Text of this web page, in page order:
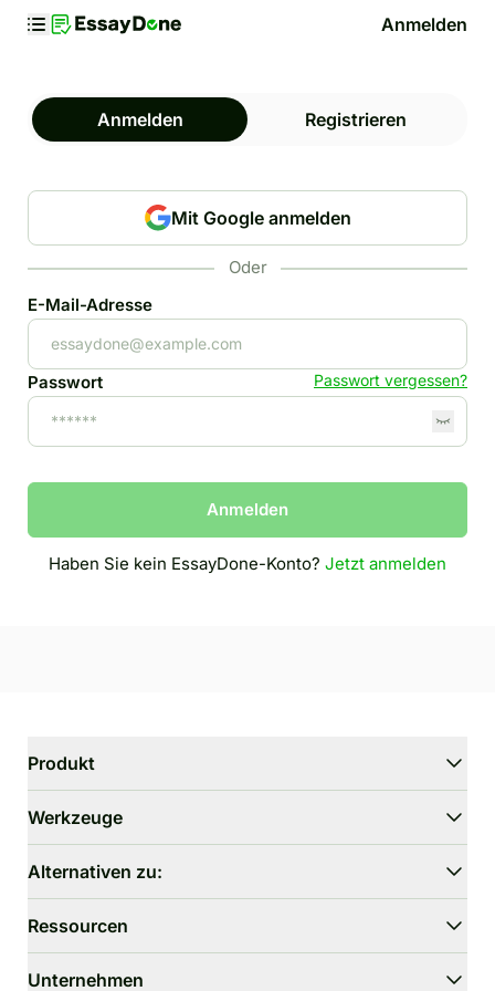
Anmelden
Anmelden Registrieren
Mit Google anmelden
Oder
E-Mail-Adresse
Passwort Passwort vergessen?
Anmelden
Haben Sie kein EssayDone-Konto? Jetzt anmelden
Produkt
Humanizer
Werkzeuge
KI-Übersetzung
GPTZero umgehen
Alternativen zu:
Undetectable.ai
Ressourcen
Unternehmen